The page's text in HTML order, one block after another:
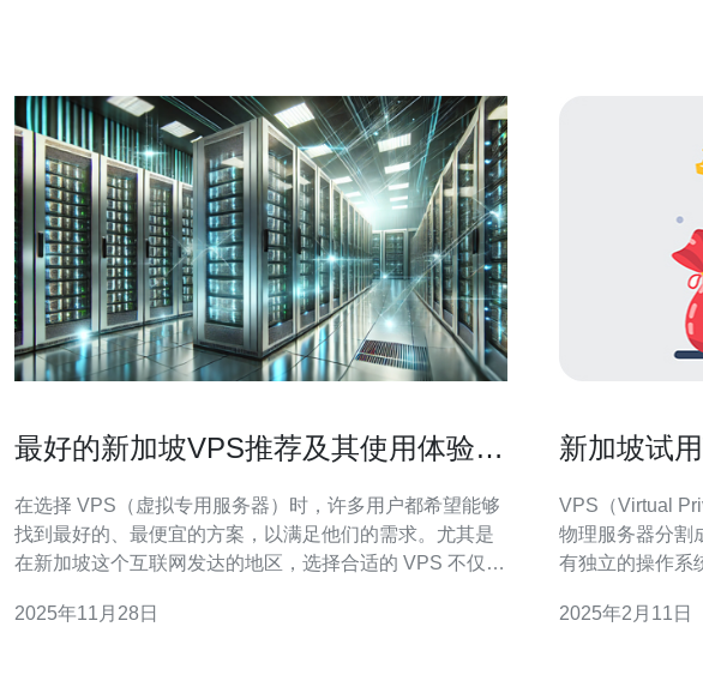
最好的新加坡VPS推荐及其使用体验分
在选择 VPS（虚拟专用服务器）时，许多用户都希望能够
找到最好的、最便宜的方案，以满足他们的需求。尤其是
在新加坡这个互联网发达的地区，选择合适的 VPS 不仅能
我们将为您推荐几款最好的新加坡 VPS，并分享使用体
2025年11月28日
新加坡试
VPS（Virtual
物理服务器分割
有独立的操作系
主机，VPS具有以下优势： 1. 独立
2025年2月11日